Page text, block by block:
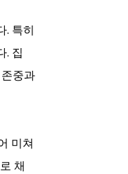
. 특히
. 집
중과
미쳐
채